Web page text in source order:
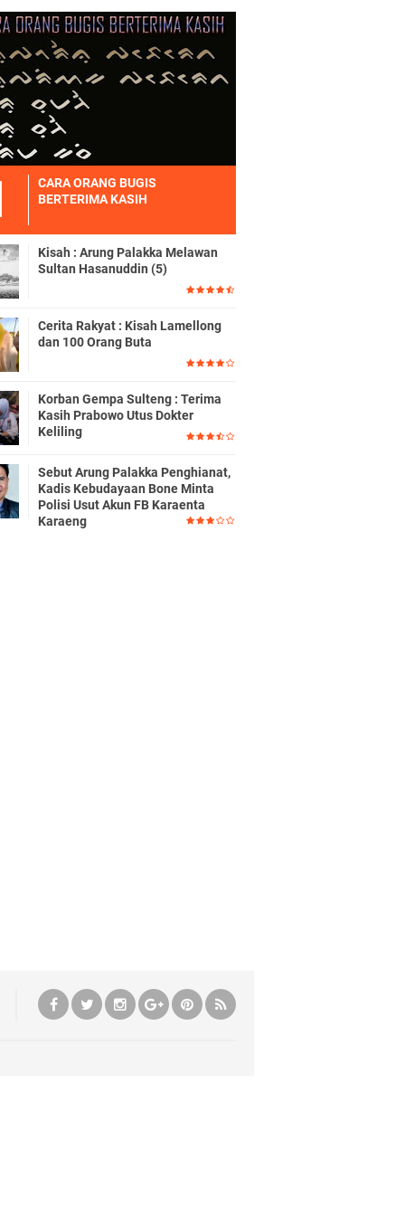
CARA ORANG BUGIS
BERTERIMA KASIH
Kisah : Arung Palakka Melawan
Sultan Hasanuddin (5)
Cerita Rakyat : Kisah Lamellong
dan 100 Orang Buta
Korban Gempa Sulteng : Terima
Kasih Prabowo Utus Dokter
Keliling
Sebut Arung Palakka Penghianat,
Kadis Kebudayaan Bone Minta
Polisi Usut Akun FB Karaenta
Karaeng